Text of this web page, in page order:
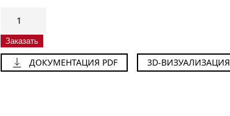
товара
Плуг
стандартный
SAVRUKOGLU
Заказать
ДОКУМЕНТАЦИЯ PDF 3D-ВИЗУАЛИЗАЦИЯ